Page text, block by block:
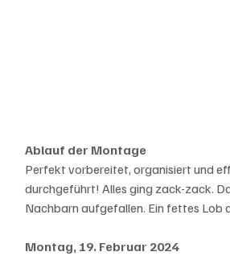
Ablauf der Montage
Perfekt vorbereitet, organisiert und
durchgeführt! Alles ging zack-zack.
Nachbarn aufgefallen. Ein fettes Lob
Montag, 19. Februar 2024